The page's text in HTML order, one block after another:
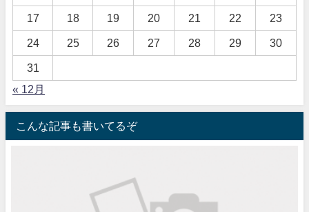
17 18 19 20 21 22 23
24 25 26 27 28 29 30
31
« 12月
こんな記事も書いてるぞ